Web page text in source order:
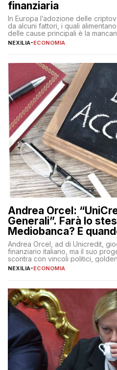
finanziaria
In Europa l’adozione delle
da alcuni fattori, i quali
delle cause principali è la
educazione finanziaria, che
sulle criptovalute: […]
NEXILIA-ECONOMIA
Andrea Orcel:
Generali”. Farà lo
Mediobanca? E
Andrea Orcel, ad di Unicredit,
finanziario italiano, ma il suo
scontra con vincoli politici,
protezionistiche. Orcel e la
NEXILIA-ECONOMIA